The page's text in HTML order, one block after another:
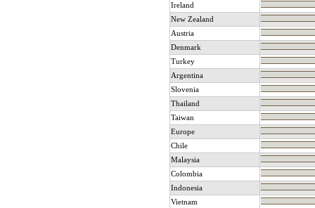
Ireland
New Zealand
Austria
Denmark
Turkey
Argentina
Slovenia
Thailand
Taiwan
Europe
Chile
Malaysia
Colombia
Indonesia
Vietnam